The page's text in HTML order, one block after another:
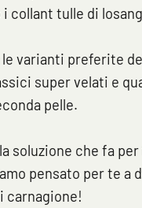
collant tulle di
le varianti preferite
super velati e
pelle.
soluzione che fa
pensato per te
carnagione!